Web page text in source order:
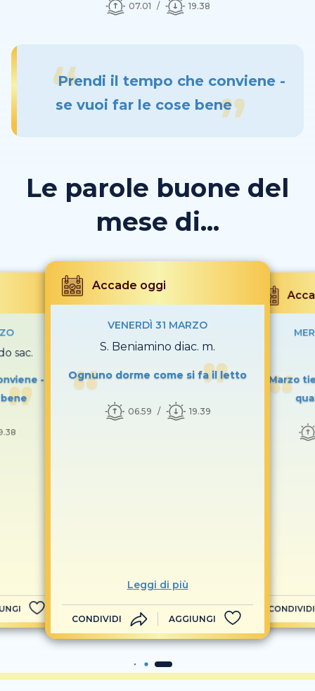
07.01 19.38
Prendi il tempo che conviene -
se vuoi far le cose bene
Le parole buone del
mese di...
sac.
-
Accade oggi
VENERDÌ 31 MARZO
S. Beniamino diac. m.
Ognuno dorme come si fa il letto
06.59 19.39
Leggi di più
CONDIVIDI AGGIUNGI
Marzo
CONDIVIDI